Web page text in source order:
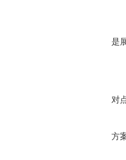
是
对
方